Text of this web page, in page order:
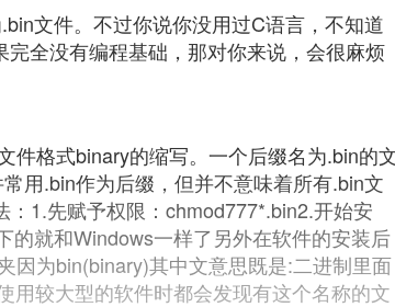
文件。不过你说你没用过C语言，不知道
全没有编程基础，那对你来说，会很麻烦
件格式binary的缩写。一个后缀名为.bin的
用.bin作为后缀，但并不意味着所有.bin文
1.先赋予权限：chmod777*.bin2.开始安
的就和Windows一样了另外在软件的安装后
因为bin(binary)其中文意思既是:二进制里面
用较大型的软件时都会发现有这个名称的文